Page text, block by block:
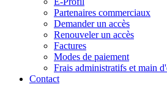
Partenaires commerciaux
Demander un accès
Renouveler un accès
Factures
Modes de paiement
Frais administratifs et main
Contact